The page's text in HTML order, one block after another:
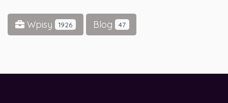
Wpisy 1926 Blog 47